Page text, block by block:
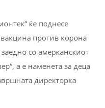
ќе поднесе
против корона
заедно со амерканскиот
а е наменета за деца
директорка